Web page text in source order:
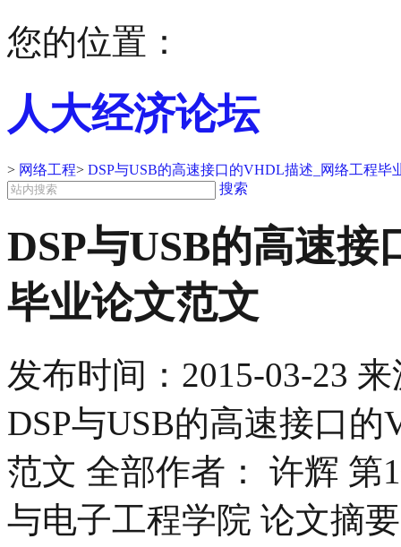
您的位置：
人大经济论坛
> 网络工程> DSP与USB的高速接口的VHDL描述_网络工程毕
搜索
DSP与USB的高速
毕业论文范文
发布时间： 2015-03-23 来
DSP与USB的高速接口
范文 全部作者： 许辉 第
与电子工程学院 论文摘